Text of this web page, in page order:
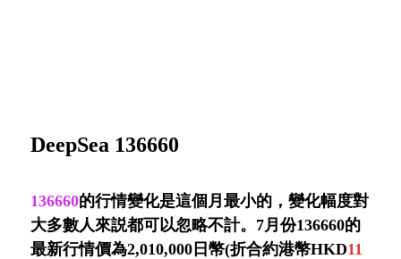
DeepSea 136660
136660的行情變化是這個月最小的，變化幅度對
大多數人來説都可以忽略不計。7月份136660的
最新行情價為2,010,000日幣(折合約港幣HKD11